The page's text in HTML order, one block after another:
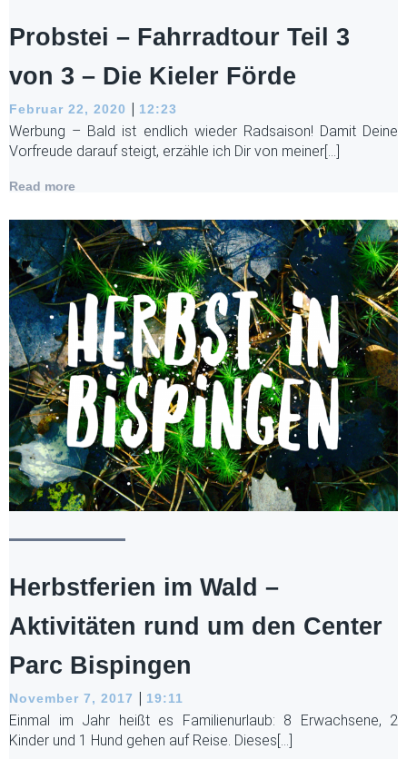
Probstei – Fahrradtour Teil 3
von 3 – Die Kieler Förde
Februar 22, 2020 | 12:23
Werbung – Bald ist endlich wieder Radsaison! Damit Deine
Vorfreude darauf steigt, erzähle ich Dir von meiner[…]
Read more
Herbstferien im Wald –
Aktivitäten rund um den Center
Parc Bispingen
November 7, 2017 | 19:11
Einmal im Jahr heißt es Familienurlaub: 8 Erwachsene, 2
Kinder und 1 Hund gehen auf Reise. Dieses[…]